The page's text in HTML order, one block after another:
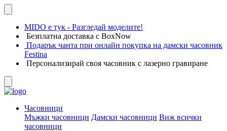
MIDO е тук - Разгледай моделите!
Безплатна доставка с BoxNow
Подарък чанта при онлайн покупка на дамски часовник
Festina
Персонализирай своя часовник с лазерно гравиране
Часовници
Мъжки часовници Дамски часовници Виж всички
часовници